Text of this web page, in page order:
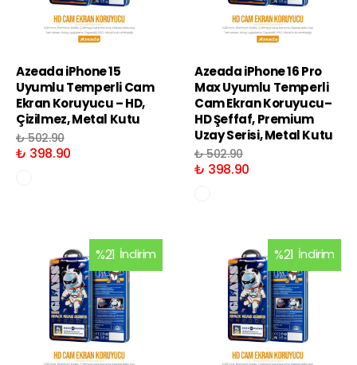
Azeada iPhone 15
Uyumlu Temperli Cam
Ekran Koruyucu – HD,
Çizilmez, Metal Kutu
₺ 502.90
₺ 398.90
Azeada iPhone 16 Pro
Max Uyumlu Temperli
Cam Ekran Koruyucu–
HD Şeffaf, Premium
Uzay Serisi, Metal Kutu
₺ 502.90
₺ 398.90
%21 İndirim %21 İndirim